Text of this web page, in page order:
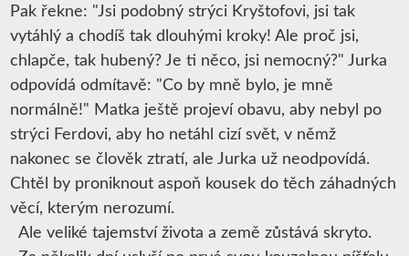
Pak řekne: "Jsi podobný strýci Kryštofovi, jsi tak
vytáhlý a chodíš tak dlouhými kroky! Ale proč jsi,
chlapče, tak hubený? Je ti něco, jsi nemocný?" Jurka
odpovídá odmítavě: "Co by mně bylo, je mně
normálně!" Matka ještě projeví obavu, aby nebyl po
strýci Ferdovi, aby ho netáhl cizí svět, v němž
nakonec se člověk ztratí, ale Jurka už neodpovídá.
Chtěl by proniknout aspoň kousek do těch záhadných
věcí, kterým nerozumí.
Ale veliké tajemství života a země zůstává skryto.